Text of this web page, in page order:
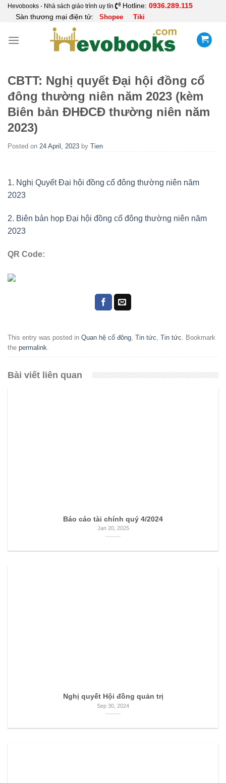
SkipHevobooks - Nhà sách giáo trình uy tín Hotline: 0936.289.115
Sàn thương mại điện tử: Shopee Tiki
CBTT: Nghị quyết Đại hội đồng cổ
đông thường niên năm 2023 (kèm
Biên bản ĐHĐCĐ thường niên năm
2023)
Posted on 24 April, 2023 by Tien
1. Nghị Quyết Đại hội đồng cổ đông thường niên năm
2023
2. Biên bản họp Đại hội đồng cổ đông thường niên năm
2023
QR Code:
This entry was posted in Quan hệ cổ đông Tin tức Tin tức . Bookmark
the permalink
Bài viết liên quan
Báo cáo tài chính quý 4/2024
Jan 20, 2025
Nghị quyết Hội đồng quản trị
Sep 30, 2024